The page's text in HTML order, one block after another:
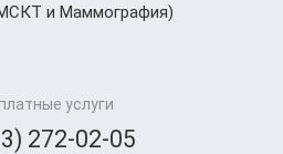
и Маммография)
услуги
272-02-05